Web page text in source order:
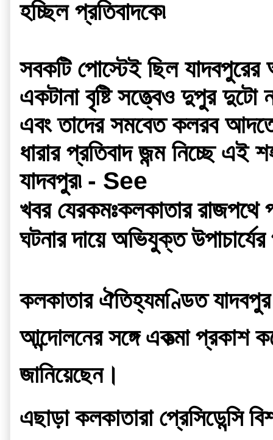
হচ্ছিল প্রতিবাদকে৷
সবকটি পোস্টেই ছিল
একটানা বৃষ্টি সত্ত্বেও দুপুর দুটো
এবং তাদের সমবেত কলরব
ধারার প্রতিবাদ জন্ম নিচ্ছে এই
যাদবপুর৷ - See
খবর যেরকমঃকলকাতার রাজপথে
ঘটনার দায়ে অভিযুক্ত
কলকাতার ঐতিহ্যমণ্ডিত যাদবপুর
আন্দোলনের সঙ্গে একত্মা প্রকাশ
জানিয়েছেন।
এছাড়া কলকাতারা প্রেসিডেন্সি